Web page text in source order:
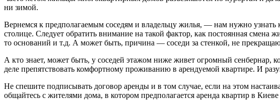
ни зимой.
Вернемся к предполагаемым соседям и владельцу жилья, — нам нужно узнать
столице. Следует обратить внимание на такой фактор, как постоянная
то оснований и т.д. А может быть, причина — соседи за стенкой, не
А кто знает, может быть, у соседей этажом ниже живет огромный сенбернар,
деле препятствовать комфортному проживанию в арендуемой квартире. И
Не спешите подписывать договор аренды и в том случае, если на этом
общайтесь с жителями дома, в котором предполагается аренда квартир в